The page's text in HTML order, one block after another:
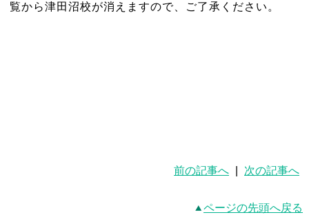
覧から津田沼校が消えますので、ご了承ください。
前の記事へ 次の記事へ
ページの先頭へ戻る